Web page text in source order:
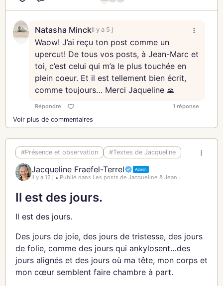
Jacqueline
Vous êtes ce rappel : on ne renonce jamais
ranime mes braises anciennes.
Il me fait retrouver la jeune femme que j’étais, les
poings serrés parfois, le cœur ouvert toujours.
Celle qui croyait qu’un geste pouvait compter,
qu’une voix pouvait déplacer les lignes, qu’un
simple refus pouvait déjà être une forme d’amour.
Je vous regarde, et je reconnais cette énergie-là,
cette urgence douce qui pousse à agir parce qu’on
ne supporte pas l’injustice, parce que le monde
demande mieux que notre silence.
L’espoir, vous me l’apprenez encore.
Pas l’espoir naïf, pas celui qui attend sans bouger.
Non. L’espoir qui s’entête.
Celui qui cherche du sens dans ce qui n’en a pas,
qui traverse l’absurde comme on traverse une nuit
trop longue.
L’espoir qui dit : “Continue. Même si ça tremble.
Natasha Minckil y a 5 j
Waow! J’ai reçu ton post comme un
upercut! De tous vos posts, à Jean-Marc et
toi, c’est celui qui m’a le plus touchée en
plein coeur. Et il est tellement bien écrit,
comme toujours… Merci Jaqueline 🙏
Répondre 1 réponse
Voir plus de commentaires
#Présence et observation #Textes de Jacqueline
Jacqueline Fraefel-Terrel Admin
il y a 12 j Publié dans Les posts de Jacqueline & Jean...
Il est des jours.
Il est des jours.
Des jours de joie, des jours de tristesse, des jours
de folie, comme des jours qui ankylosent…des
jours alignés et des jours où ma tête, mon corps et
mon cœur semblent faire chambre à part.